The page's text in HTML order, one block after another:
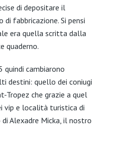
di depositare il
fabbricazione. Si pensi
era quella scritta dalla
quaderno.
quindi cambiarono
destini: quello dei coniugi
Tropez che grazie a quel
vip e località turistica di
Alexadre Micka, il nostro